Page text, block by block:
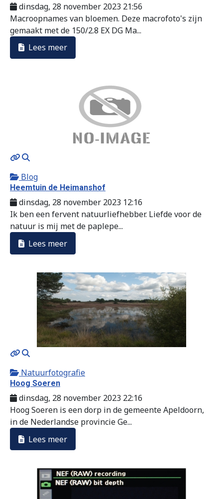
dinsdag, 28 november 2023 21:56
Macroopnames van bloemen. Deze macrofoto's zijn
gemaakt met de 150/2.8 EX DG Ma...
Lees meer
MOD_JTCS_VIEW_ARTICLE_LINK
Blog
Heemtuin de Heimanshof
dinsdag, 28 november 2023 12:16
Ik ben een fervent natuurliefhebber. Liefde voor de
natuur is mij met de paplepe...
Lees meer
MOD_JTCS_VIEW_ARTICLE_LINK
Natuurfotografie
Hoog Soeren
dinsdag, 28 november 2023 22:16
Hoog Soeren is een dorp in de gemeente Apeldoorn,
in de Nederlandse provincie Ge...
Lees meer